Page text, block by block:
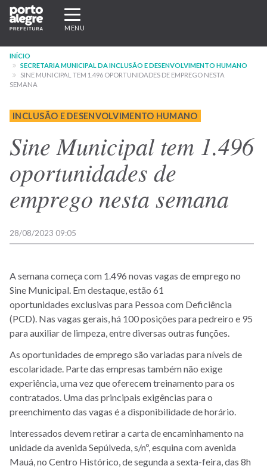
Pular
para
conteúdo
principal
Expandir/recolher
navegação
MENU
INÍCIO
SECRETARIA MUNICIPAL DA INCLUSÃO E DESENVOLVIMENTO HUMANO
SINE MUNICIPAL TEM 1.496 OPORTUNIDADES DE EMPREGO NESTA
SEMANA
INCLUSÃO E DESENVOLVIMENTO HUMANO
Sine Municipal tem 1.496
oportunidades de
emprego nesta semana
28/08/2023 09:05
A semana começa com 1.496 novas vagas de emprego no
Sine Municipal. Em destaque, estão 61
oportunidades exclusivas para Pessoa com Deficiência
(PCD). Nas vagas gerais, há 100 posições para pedreiro e 95
para auxiliar de limpeza, entre diversas outras funções.
As oportunidades de emprego são variadas para níveis de
escolaridade. Parte das empresas também não exige
experiência, uma vez que oferecem treinamento para os
contratados. Uma das principais exigências para o
preenchimento das vagas é a disponibilidade de horário.
Interessados devem retirar a carta de encaminhamento na
unidade da avenida Sepúlveda, s/nº, esquina com avenida
Mauá, no Centro Histórico, de segunda a sexta-feira, das 8h